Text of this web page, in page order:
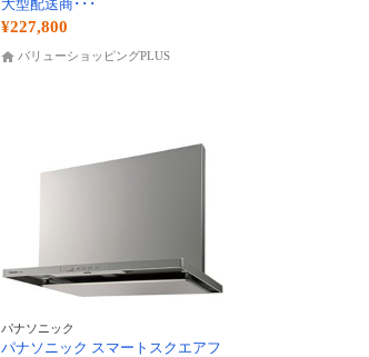
大型配送商･･･
¥227,800
バリューショッピングPLUS
パナソニック
パナソニック スマートスクエアフ